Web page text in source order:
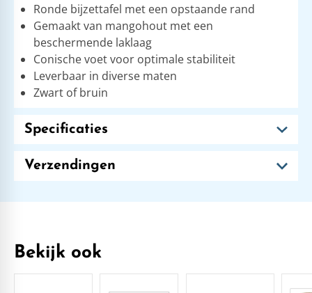
Ronde bijzettafel met een opstaande rand
Gemaakt van mangohout met een
beschermende laklaag
Conische voet voor optimale stabiliteit
Leverbaar in diverse maten
Zwart of bruin
Specificaties
Verzendingen
Bekijk ook